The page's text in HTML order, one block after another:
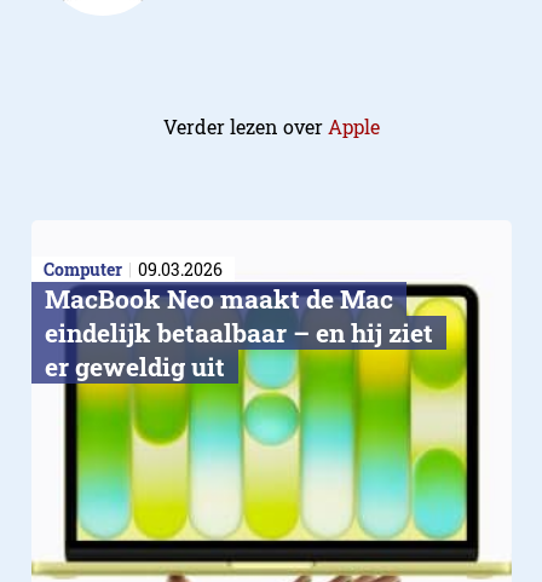
Verder lezen over Apple
Computer 09.03.2026
MacBook Neo maakt de Mac
eindelijk betaalbaar – en hij ziet
er geweldig uit